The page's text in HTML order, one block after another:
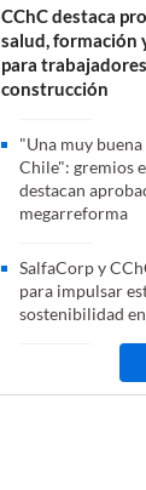
CChC destaca
salud, formación
para
construcción
"Una muy
Chile": gremios
destacan
megarreforma
SalfaCorp y
para impulsar
sostenibilidad